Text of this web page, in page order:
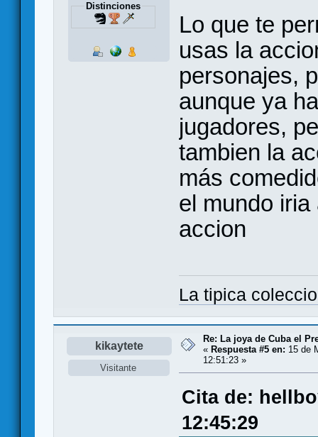
Distinciones
Lo que te
usas la
personajes,
aunque ya
jugadores,
tambien la
más
el mundo
accion
La tipica
kikaytete
Visitante
Re: La joya de Cuba el
« Respuesta #5 en: 15 de
12:51:23 »
Cita de:
12:45:29